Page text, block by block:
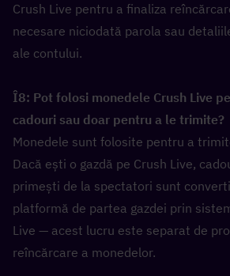
Crush Live pentru a finaliza
necesare niciodată parola sau
ale contului.
Î8: Pot folosi monedele Crush Live
cadouri sau doar pentru a le trimite?
Monedele sunt folosite pentru a
Dacă ești o gazdă pe Crush Live,
primești de la spectatori sunt
platformă de partea gazdei prin
Live — acest lucru este separat de
reîncărcare a monedelor.